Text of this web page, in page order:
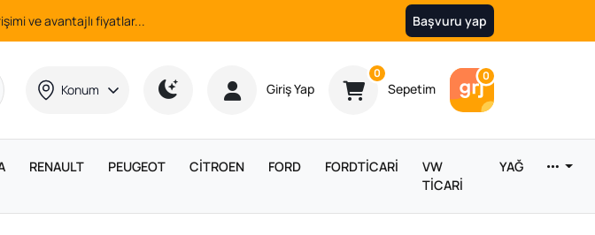
ve avantajlı fiyatlar... Başvuru yap
Konum Giriş Yap
0Ürün sayısı
Sepetim
0Araç sayısı
RENAULT PEUGEOT CİTROEN FORD FORDTİCARİ
VW
TİCARİ
YAĞ